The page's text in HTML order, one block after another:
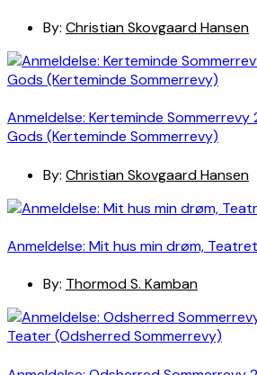
By: Christian Skovgaard Hansen
Anmeldelse: Kerteminde
Gods (Kerteminde Sommerrevy)
By: Christian Skovgaard Hansen
Anmeldelse: Mit hus min drøm,
By: Thormod S. Kamban